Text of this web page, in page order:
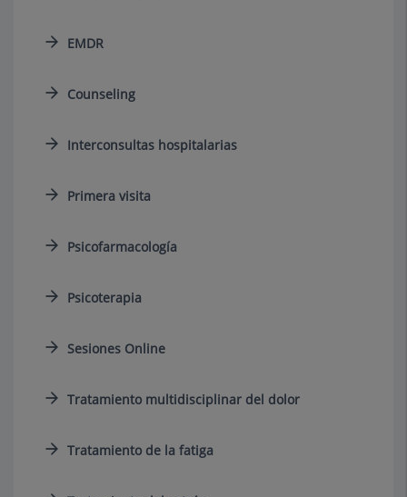
EMDR
Counseling
Interconsultas hospitalarias
Primera visita
Psicofarmacología
Psicoterapia
Sesiones Online
Tratamiento multidisciplinar del dolor
Tratamiento de la fatiga